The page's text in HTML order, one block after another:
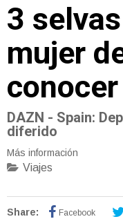
3
mujer
conocer
DAZN - Spain:
diferido
Más información
Viajes
Share: Facebook